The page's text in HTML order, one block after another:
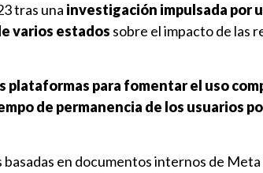
tras una investigación impulsada por
varios estados sobre el impacto de las
plataformas para fomentar el uso
de permanencia de los usuarios
en documentos internos de